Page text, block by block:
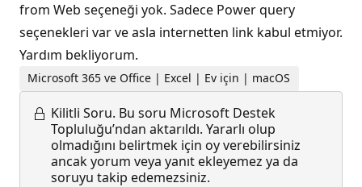
from Web seçeneği yok. Sadece Power query
seçenekleri var ve asla internetten link kabul etmiyor.
Yardım bekliyorum.
Microsoft 365 ve Office | Excel | Ev için | macOS
Kilitli Soru. Bu soru Microsoft Destek
Topluluğu’ndan aktarıldı. Yararlı olup
olmadığını belirtmek için oy verebilirsiniz
ancak yorum veya yanıt ekleyemez ya da
soruyu takip edemezsiniz.